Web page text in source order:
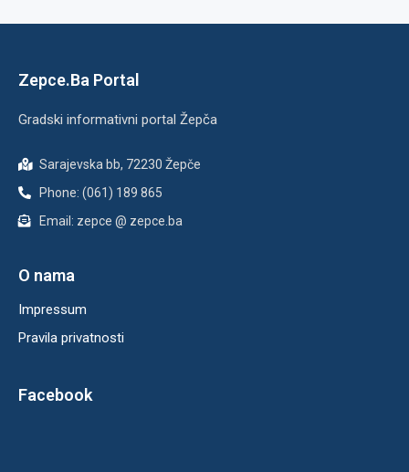
Zepce.Ba Portal
Gradski informativni portal Žepča
Sarajevska bb, 72230 Žepče
Phone: (061) 189 865
Email: zepce @ zepce.ba
O nama
Impressum
Pravila privatnosti
Facebook